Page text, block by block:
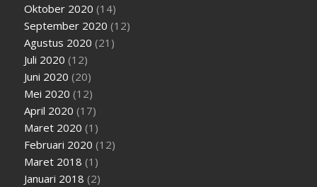
Oktober 2020 (14)
September 2020 (12)
Agustus 2020 (21)
Juli 2020 (12)
Juni 2020 (20)
Mei 2020 (12)
April 2020 (17)
Maret 2020 (1)
Februari 2020 (12)
Maret 2018 (1)
Januari 2018 (2)